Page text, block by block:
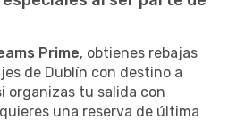
Prime, obtienes rebajas
de Dublín con destino a
organizas tu salida con
una reserva de última